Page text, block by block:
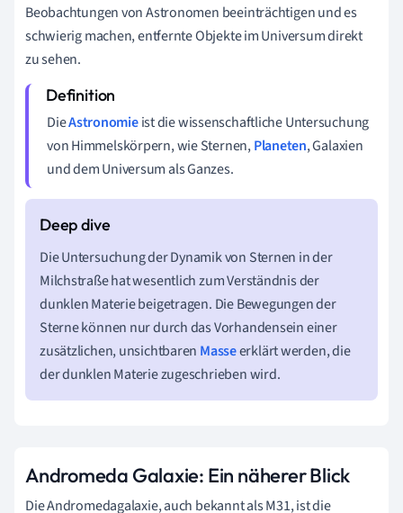
Beobachtungen von Astronomen beeinträchtigen und es
schwierig machen, entfernte Objekte im Universum direkt
zu sehen.
DieAstronomieist die wissenschaftliche Untersuchung
von Himmelskörpern, wie Sternen,Planeten, Galaxien
und dem Universum als Ganzes.
Die Untersuchung der Dynamik von Sternen in der
Milchstraße hat wesentlich zum Verständnis der
dunklen Materie beigetragen. Die Bewegungen der
Sterne können nur durch das Vorhandensein einer
zusätzlichen, unsichtbaren Masseerklärt werden, die
der dunklen Materie zugeschrieben wird.
Andromeda Galaxie: Ein näherer Blick
Die Andromedagalaxie, auch bekannt als M31, ist die